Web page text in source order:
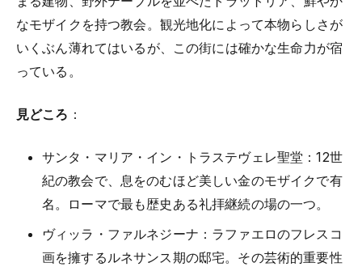
なモザイクを持つ教会。観光地化によって本物らしさが
いくぶん薄れてはいるが、この街には確かな生命力が宿
っている。
見どころ ：
サンタ・マリア・イン・トラステヴェレ聖堂：12世
紀の教会で、息をのむほど美しい金のモザイクで有
名。ローマで最も歴史ある礼拝継続の場の一つ。
ヴィッラ・ファルネジーナ：ラファエロのフレスコ
画を擁するルネサンス期の邸宅。その芸術的重要性